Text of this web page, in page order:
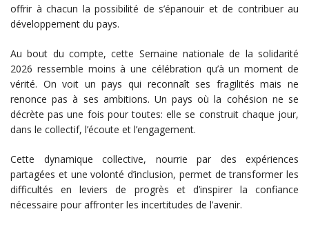
offrir à chacun la possibilité de s’épanouir et de contribuer au
développement du pays.
Au bout du compte, cette Semaine nationale de la solidarité
2026 ressemble moins à une célébration qu’à un moment de
vérité. On voit un pays qui reconnaît ses fragilités mais ne
renonce pas à ses ambitions. Un pays où la cohésion ne se
décrète pas une fois pour toutes: elle se construit chaque jour,
dans le collectif, l’écoute et l’engagement.
Cette dynamique collective, nourrie par des expériences
partagées et une volonté d’inclusion, permet de transformer les
difficultés en leviers de progrès et d’inspirer la confiance
nécessaire pour affronter les incertitudes de l’avenir.